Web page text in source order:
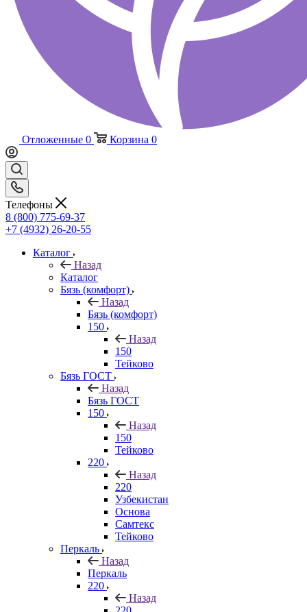
Отложенные 0 Корзина 0
Телефоны
8 (800) 775-69-37
+7 (4932) 26-20-55
Каталог
Назад
Каталог
Бязь (комфорт)
Назад
Бязь (комфорт)
150
Назад
150
Тейково
Бязь ГОСТ
Назад
Бязь ГОСТ
150
Назад
150
Тейково
220
Назад
220
Узбекистан
Основа
Самтекс
Тейково
Перкаль
Назад
Перкаль
220
Назад